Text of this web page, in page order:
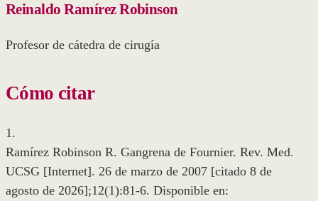
Reinaldo Ramírez Robinson
Profesor de cátedra de cirugía
Cómo citar
1.
Ramírez Robinson R. Gangrena de Fournier. Rev. Med.
UCSG [Internet]. 26 de marzo de 2007 [citado 8 de
agosto de 2026];12(1):81-6. Disponible en: